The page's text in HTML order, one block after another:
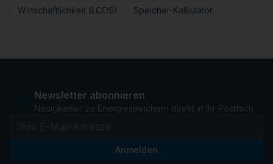
Wirtschaftlichkeit (LCOS)
Speicher-Kalkulator
Newsletter abonnieren
Neuigkeiten zu Energiespeichern direkt in Ihr Postfach.
Anmelden